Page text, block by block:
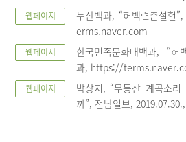
웹페이지
두산백과, “허백련춘설헌
erms.naver.com
웹페이지
한국민족문화대백과, “허
과, https://
웹페이지
박상지, “무등산 계곡소
까”, 전남일보,